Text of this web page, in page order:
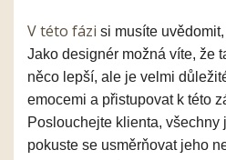
V této fázi si musíte
Jako designér možná víte, že
něco lepší, ale je velmi
emocemi a přistupovat k této
Poslouchejte klienta, všechny
pokuste se usměrňovat jeho